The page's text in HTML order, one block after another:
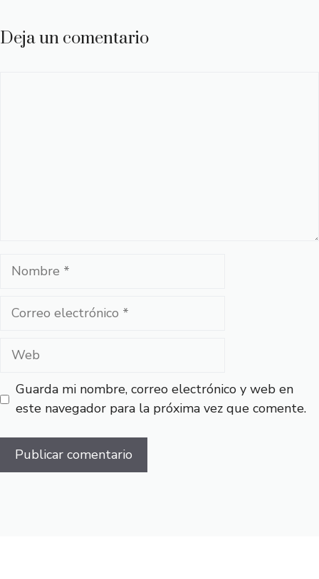
Deja un comentario
Nombre
Correo
Web
Guarda mi nombre, correo electrónico y web en
este navegador para la próxima vez que comente.